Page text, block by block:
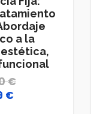
a la
€
€